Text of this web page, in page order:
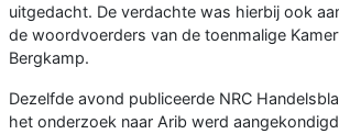
uitgedacht. De verdachte was hierbij ook
de woordvoerders van de toenmalige
Bergkamp.
Dezelfde avond publiceerde NRC
het onderzoek naar Arib werd